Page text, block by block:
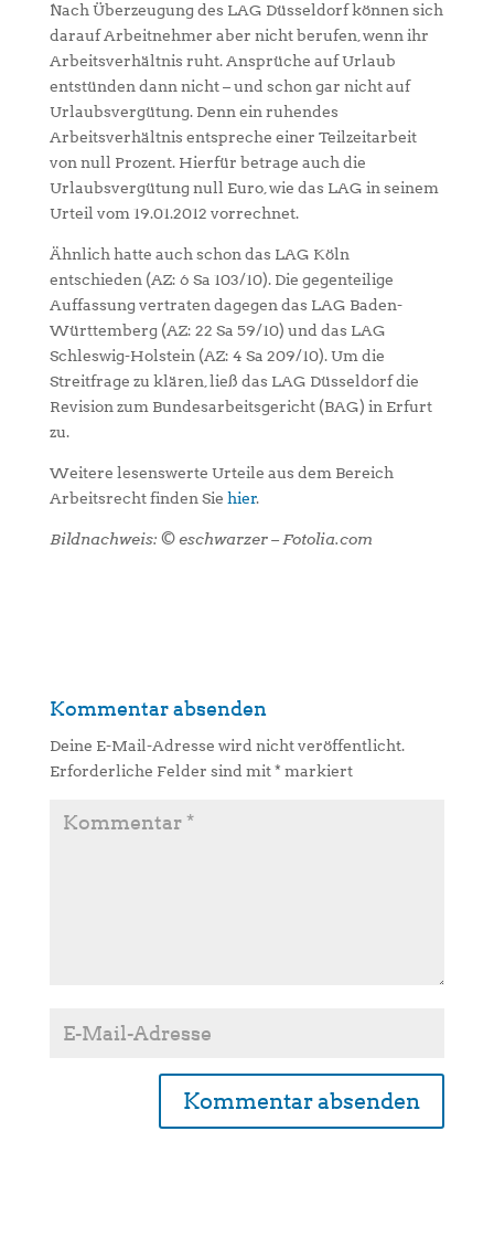
Nach Überzeugung des LAG Düsseldorf können sich
darauf Arbeitnehmer aber nicht berufen, wenn ihr
Arbeitsverhältnis ruht. Ansprüche auf Urlaub
entstünden dann nicht – und schon gar nicht auf
Urlaubsvergütung. Denn ein ruhendes
Arbeitsverhältnis entspreche einer Teilzeitarbeit
von null Prozent. Hierfür betrage auch die
Urlaubsvergütung null Euro, wie das LAG in seinem
Urteil vom 19.01.2012 vorrechnet.
Ähnlich hatte auch schon das LAG Köln
entschieden (AZ: 6 Sa 103/10). Die gegenteilige
Auffassung vertraten dagegen das LAG Baden-
Württemberg (AZ: 22 Sa 59/10) und das LAG
Schleswig-Holstein (AZ: 4 Sa 209/10). Um die
Streitfrage zu klären, ließ das LAG Düsseldorf die
Revision zum Bundesarbeitsgericht (BAG) in Erfurt
zu.
Weitere lesenswerte Urteile aus dem Bereich
Arbeitsrecht finden Sie hier.
Bildnachweis: © eschwarzer – Fotolia.com
Kommentar absenden
Deine E-Mail-Adresse wird nicht veröffentlicht.
Erforderliche Felder sind mit* markiert